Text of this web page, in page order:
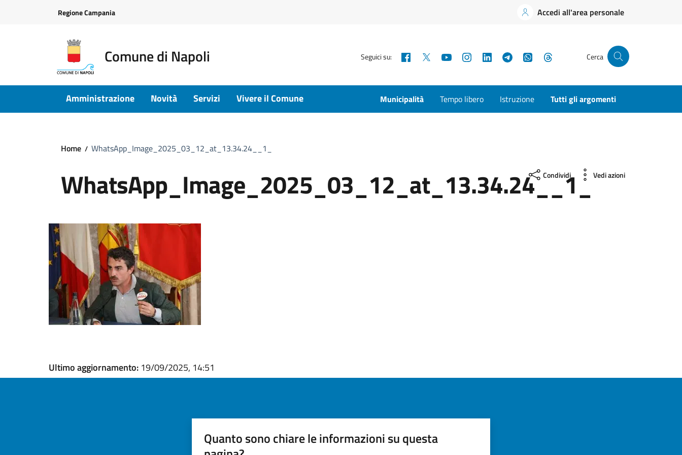
Regione Campania Accedi all'area personale
Comune di Napoli Seguici su: Facebook YouTubeInstagramLinkedInTelegramWhatsApp Cerca
Amministrazione Novità Servizi Vivere il Comune Municipalità Tempo libero Istruzione Tutti gli argomenti
Home WhatsApp_Image_2025_03_12_at_13.34.24__1_
WhatsApp_Image_2025_03_12_at_13.34.24__1_
Condividi Vedi azioni
Ultimo aggiornamento: 19/09/2025, 14:51
Quanto sono chiare le informazioni su questa